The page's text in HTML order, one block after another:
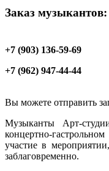
Заказ музыкантов:
+7 (903) 136-59-69
+7 (962) 947-44-44
Вы можете отправить
Музыканты Арт-
концертно-
участие в
заблаговременно.